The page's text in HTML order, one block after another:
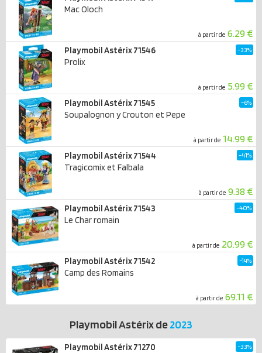
Mac Oloch
à partir de 6.29 €
Playmobil Astérix 71546
Prolix
à partir de 5.99 €
-33%
Playmobil Astérix 71545
Soupalognon y Crouton et Pepe
à partir de 14.99 €
-6%
Playmobil Astérix 71544
Tragicomix et Falbala
à partir de 9.38 €
-41%
Playmobil Astérix 71543
Le Char romain
à partir de 20.99 €
-40%
Playmobil Astérix 71542
Camp des Romains
à partir de 69.11 €
-14%
Playmobil Astérix de2023
Playmobil Astérix 71270
-33%